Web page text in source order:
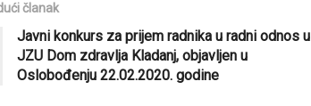
članak
Javni konkurs za prijem radnika u radni odnos u
JZU Dom zdravlja Kladanj, objavljen u
Oslobođenju 22.02.2020. godine